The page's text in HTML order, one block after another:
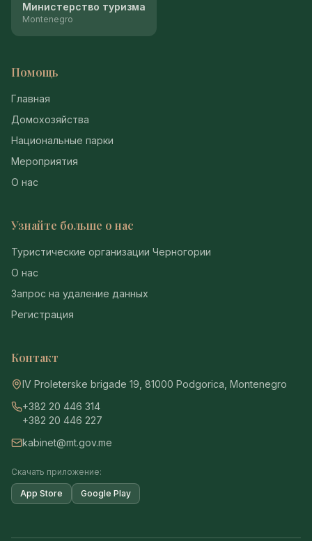
Министерство туризма
Montenegro
Помощь
Главная
Домохозяйства
Национальные парки
Мероприятия
О нас
Узнайте больше о нас
Туристические организации Черногории
О нас
Запрос на удаление данных
Регистрация
Контакт
IV Proleterske brigade 19, 81000 Podgorica, Montenegro
+382 20 446 314
+382 20 446 227
kabinet@mt.gov.me
Скачать приложение:
App Store Google Play